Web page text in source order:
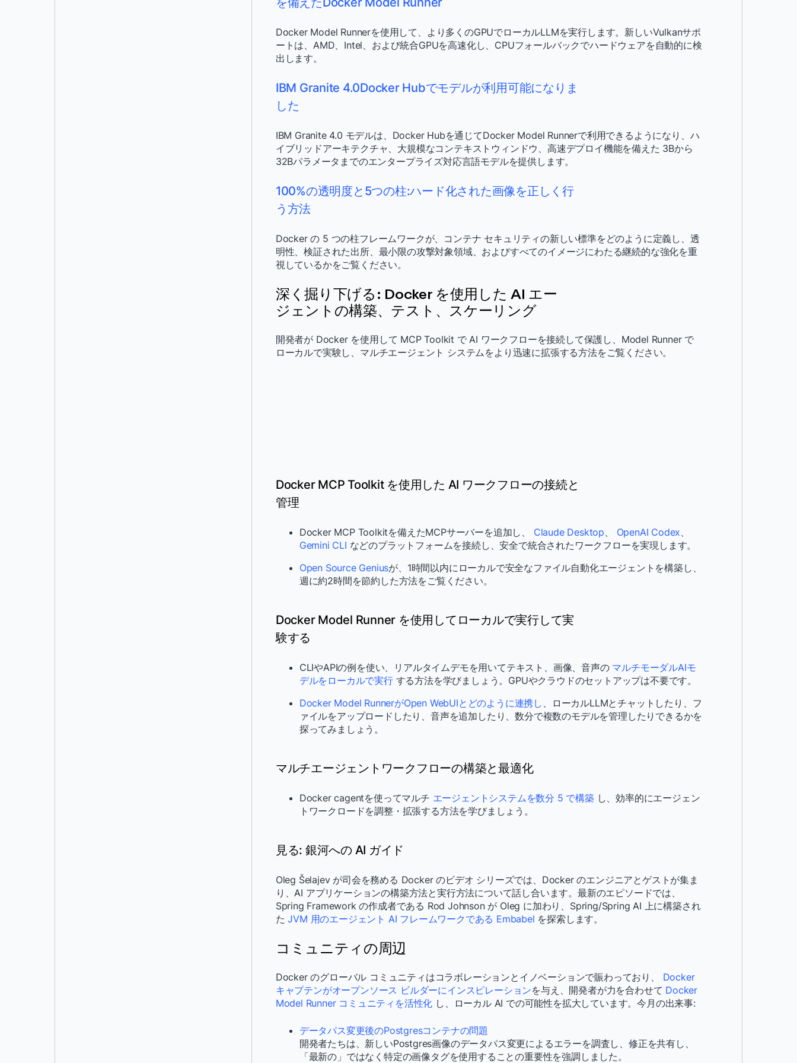
Docker Model Runnerを使用して、より多くのGPUでローカルLLMを実行します。新しいVulkanサポ
ートは、AMD、Intel、および統合GPUを高速化し、CPUフォールバックでハードウェアを自動的に検
出します。
IBM Granite 4.0Docker Hubでモデルが利用可能になりま
した
IBM Granite 4.0 モデルは、Docker Hubを通じてDocker Model Runnerで利用できるようになり、ハ
イブリッドアーキテクチャ、大規模なコンテキストウィンドウ、高速デプロイ機能を備えた 3Bから
32Bパラメータまでのエンタープライズ対応言語モデルを提供します。
100%の透明度と5つの柱:ハード化された画像を正しく行
う方法
Docker の 5 つの柱フレームワークが、コンテナ セキュリティの新しい標準をどのように定義し、透
明性、検証された出所、最小限の攻撃対象領域、およびすべてのイメージにわたる継続的な強化を重
視しているかをご覧ください。
深く掘り下げる: Docker を使用した AI エー
ジェントの構築、テスト、スケーリング
開発者が Docker を使用して MCP Toolkit で AI ワークフローを接続して保護し、Model Runner で
ローカルで実験し、マルチエージェント システムをより迅速に拡張する方法をご覧ください。
Docker MCP Toolkit を使用した AI ワークフローの接続と
管理
Docker MCP Toolkitを備えたMCPサーバーを追加し、 Claude Desktop、 OpenAI Codex、
Gemini CLI などのプラットフォームを接続し、安全で統合されたワークフローを実現します。
Open Source Geniusが、1時間以内にローカルで安全なファイル自動化エージェントを構築し、
週に約2時間を節約した方法をご覧ください。
Docker Model Runner を使用してローカルで実行して実
験する
CLIやAPIの例を使い、リアルタイムデモを用いてテキスト、画像、音声の マルチモーダルAIモ
デルをローカルで実行する方法を学びましょう。GPUやクラウドのセットアップは不要です。
Docker Model RunnerがOpen WebUIとどのように連携し 、ローカルLLMとチャットしたり、フ
ァイルをアップロードしたり、音声を追加したり、数分で複数のモデルを管理したりできるかを
探ってみましょう。
マルチエージェントワークフローの構築と最適化
Docker cagentを使ってマルチ エージェントシステムを数分 5 で構築し、効率的にエージェン
トワークロードを調整・拡張する方法を学びましょう。
見る: 銀河への AI ガイド
Oleg Šelajev が司会を務める Docker のビデオ シリーズでは、Docker のエンジニアとゲストが集ま
り、AI アプリケーションの構築方法と実行方法について話し合います。最新のエピソードでは、
Spring Framework の作成者である Rod Johnson が Oleg に加わり、Spring/Spring AI 上に構築され
たJVM 用のエージェント AI フレームワークである Embabel を探索します。
コミュニティの周辺
Docker のグローバル コミュニティはコラボレーションとイノベーションで賑わっており、 Docker
キャプテンがオープンソース ビルダーにインスピレーションを与え、開発者が力を合わせて Docker
Model Runner コミュニティを活性化 し、ローカル AI での可能性を拡大しています。今月の出来事:
データパス変更後のPostgresコンテナの問題
開発者たちは、新しいPostgres画像のデータパス変更によるエラーを調査し、修正を共有し、
「最新の」ではなく特定の画像タグを使用することの重要性を強調しました。